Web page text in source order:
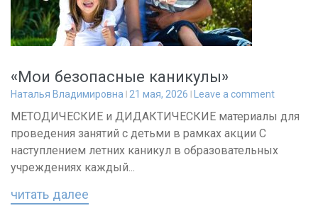
«Мои безопасные каникулы»
Наталья Владимировна 21 мая, 2026 Leave a comment
МЕТОДИЧЕСКИЕ и ДИДАКТИЧЕСКИЕ материалы для
проведения занятий с детьми в рамках акции С
наступлением летних каникул в образовательных
учреждениях каждый...
читать далее